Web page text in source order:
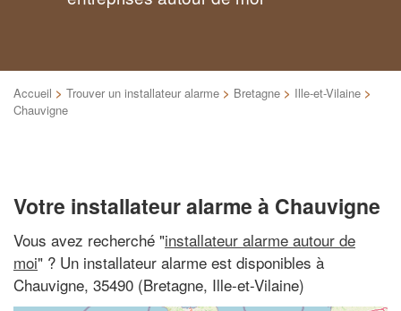
Accueil > Trouver un installateur alarme > Bretagne > Ille-et-Vilaine >
Chauvigne
Votre installateur alarme à Chauvigne
Vous avez recherché "installateur alarme autour de
moi" ? Un installateur alarme est disponibles à
Chauvigne, 35490 (Bretagne, Ille-et-Vilaine)